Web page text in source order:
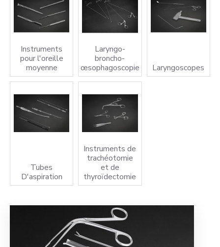
Instruments
pour l'oreille
moyenne
Laryngo-
broncho-
œsophagoscopie
Laryngoscopes
Tubes
D'aspiration
Instruments de
trachéotomie
et de
thyroïdectomie